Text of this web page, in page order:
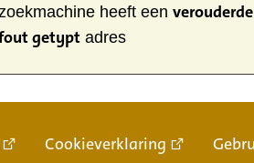
heeft een
getypt adres
Cookieverklaring